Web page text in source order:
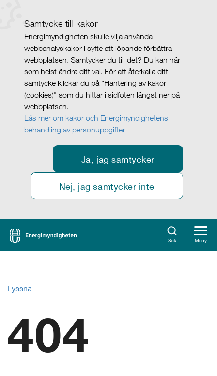
Samtycke till kakor
Energimyndigheten skulle vilja använda
webbanalyskakor i syfte att löpande förbättra
webbplatsen. Samtycker du till det? Du kan när
som helst ändra ditt val. För att återkalla ditt
samtycke klickar du på ”Hantering av kakor
(cookies)" som du hittar i sidfoten längst ner på
webbplatsen.
Läs mer om kakor och Energimyndighetens
behandling av personuppgifter
Ja, jag samtycker
Nej, jag samtycker inte
Sök Meny
Lyssna
404